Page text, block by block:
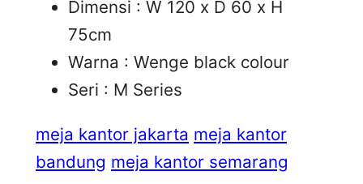
Dimensi : W 120 x D 60 x H
75cm
Warna : Wenge black colour
Seri : M Series
meja kantor jakarta meja kantor
bandung meja kantor semarang